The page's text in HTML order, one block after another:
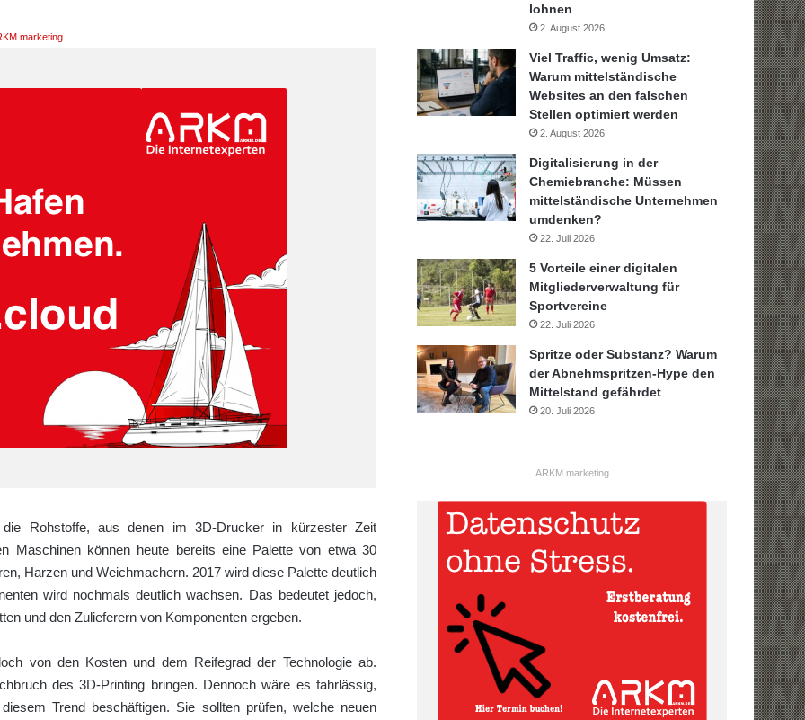
Rohstoffe, aus denen im 3D-Drucker in kürzester Zeit
Maschinen können heute bereits eine Palette von etwa 30
Harzen und Weichmachern. 2017 wird diese Palette deutlich
wird nochmals deutlich wachsen. Das bedeutet jedoch,
und den Zulieferern von Komponenten ergeben.
von den Kosten und dem Reifegrad der Technologie ab.
des 3D-Printing bringen. Dennoch wäre es fahrlässig,
Trend beschäftigen. Sie sollten prüfen, welche neuen
lohnen
2. August 2026
Viel Traffic, wenig Umsatz:
Warum mittelständische
Websites an den falschen
Stellen optimiert werden
2. August 2026
Digitalisierung in der
Chemiebranche: Müssen
mittelständische Unternehmen
umdenken?
22. Juli 2026
5 Vorteile einer digitalen
Mitgliederverwaltung für
Sportvereine
22. Juli 2026
Spritze oder Substanz? Warum
der Abnehmspritzen-Hype den
Mittelstand gefährdet
20. Juli 2026
ARKM.marketing